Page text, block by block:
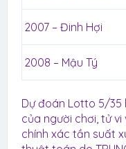
2007 – Đinh Hợi
2008 – Mậu Tý
Dự đoán Lotto 5/35
của người chơi, tử vi
chính xác tần suất